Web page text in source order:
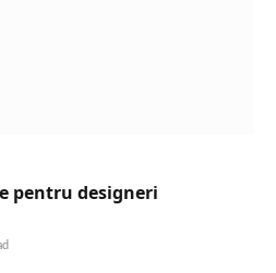
pentru designeri